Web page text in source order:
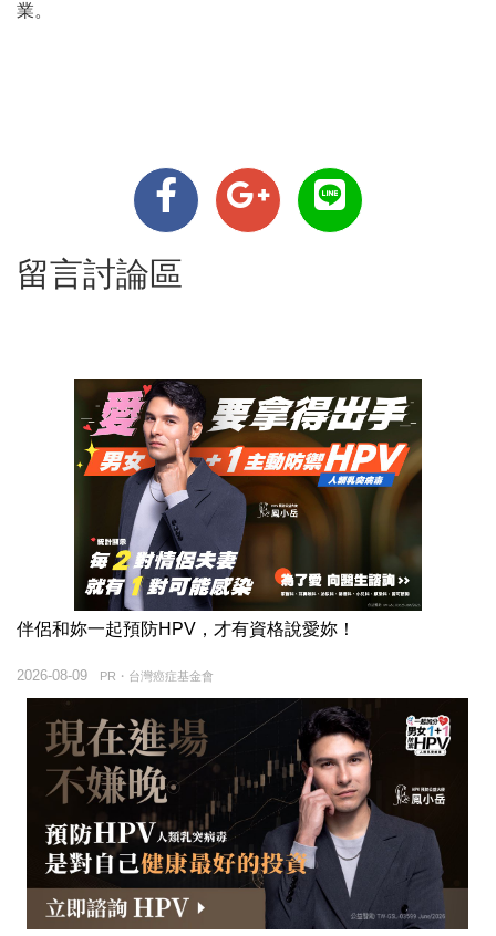
業。
留言討論區
伴侶和妳一起預防HPV，才有資格說愛妳！
PR・台灣癌症基金會
2026-08-09